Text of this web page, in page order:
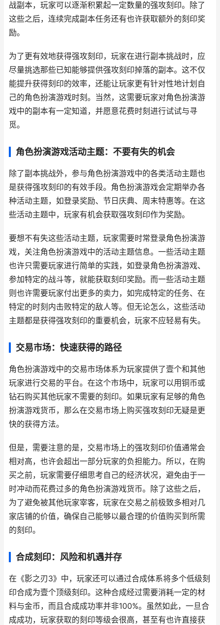
战副本，玩家可以逐渐积累起一定数量的强攻刻印。除了
这些之后，连续完成副本任务还有也许获取额外的刻印奖
励。
为了更有效地获得强攻刻印，玩家在进行副本挑战时，应
尽量挑选那些已知能够提供强攻刻印掉落的副本。这不仅
能提升获得刻印的效率，还能让玩家更有针对性地计划自
己的角色扮演游戏时刻。当然，这需要玩家对角色扮演游
戏中的副本有一定知道，并愿意花费时刻进行试试与寻
觅。
角色扮演游戏活动主题：不要有失的机会
除了副本挑战外，参与角色扮演游戏中的各类活动主题也
是获得强攻刻印的有效手段。角色扮演游戏会定期举办各
种活动主题，如登录奖励、节日庆典、周末特惠等。在这
些活动主题中，玩家有机会获取强攻刻印作为奖励。
要想不有失这些活动主题，玩家需要时常登录角色扮演游
戏，关注角色扮演游戏中的活动主题信息。一些活动主题
也许只需要玩家进行简单的实践，如登录角色扮演游戏、
参加特定的战斗等，就能获取刻印奖励。而一些活动主题
则也许需要玩家付出更多的卖力，如完成特定的任务、在
特定的时刻内击败特定的敌人等。但无论怎么，这些活动
主题都是获得强攻刻印的重要机会，玩家不应轻易有失。
交易市场：快速获得的路径
角色扮演游戏中的交易市场体系为玩家提供了壹个和其他
玩家进行交易的平台。在这个市场中，玩家可以用铜币或
钻石购买其他玩家不需要的刻印。如果玩家有足够的角色
扮演游戏货币，那么在交易市场上购买强攻刻印无疑是更
快的获得方法。
但是，需要注意的是，交易市场上的强攻刻印价值通常会
相对高，也许会超出一部分玩家的负担能力。所以，在购
买之前，玩家需要仔细思考自己的经济状况，避免由于一
时冲动而花费过多的角色扮演游戏货币。除了这些之后，
为了避免被其他玩家宰客，玩家在交易之前极致多相对几
家店铺的价值，确保自己能够以最合理的价值购买到所需
的刻印。
合成刻印：风险和机遇并存
在《影之刃3》中，玩家还可以通过合成体系将多个低级刻
印合成为壹个顶级刻印。这种合成经过需要消耗一定的材
料与金币，而且合成成功率并非100%。虽然如此，一旦合
成成功，玩家获取的刻印等级会很高，甚至有也许直接获